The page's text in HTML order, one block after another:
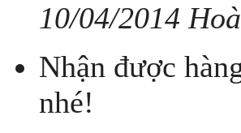
10/04/2014
Nhận được
nhé!